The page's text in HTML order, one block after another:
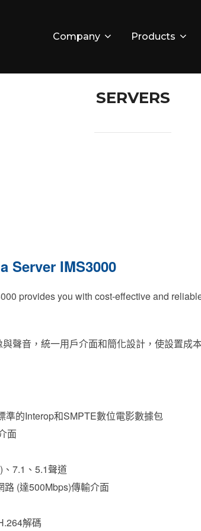
Company Products
SERVERS
Server IMS3000
provides you with cost-effective and
聲音，統一用戶介面和簡化設計，使設置成
準的Interop和SMPTE數位電影數據包
面
7.1、5.1聲道
(達500Mbps)傳輸介面
解碼